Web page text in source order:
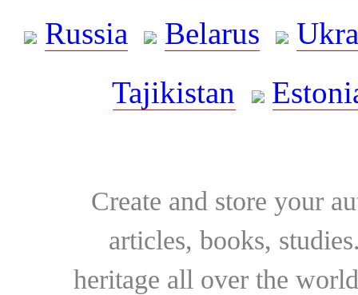
Russia
Belarus
Tajikistan
Create and store your
articles, books,
heritage all over the